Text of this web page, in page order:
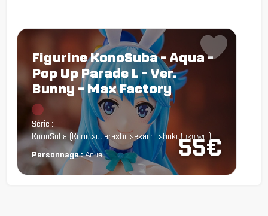
55€
Figurine KonoSuba - Aqua -
Pop Up Parade L - Ver.
Bunny - Max Factory
Série :
KonoSuba (Kono subarashii sekai ni shukufuku wo!)
Personnage : Aqua